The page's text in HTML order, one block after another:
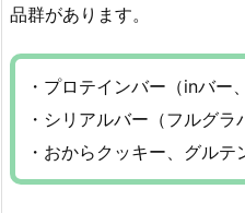
品群があります。
・プロテインバー（inバー
・シリアルバー（フルグラ
・おからクッキー、グル